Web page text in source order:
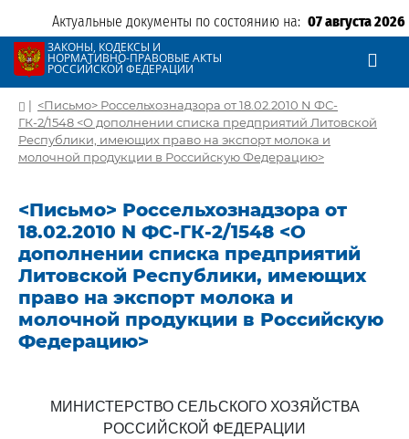
Актуальные документы по состоянию на: 07 августа 2026
ЗАКОНЫ, КОДЕКСЫ И
НОРМАТИВНО-ПРАВОВЫЕ АКТЫ
РОССИЙСКОЙ ФЕДЕРАЦИИ
| <Письмо> Россельхознадзора от 18.02.2010 N ФС-
ГК-2/1548 <О дополнении списка предприятий Литовской
Республики, имеющих право на экспорт молока и
молочной продукции в Российскую Федерацию>
<Письмо> Россельхознадзора от
18.02.2010 N ФС-ГК-2/1548 <О
дополнении списка предприятий
Литовской Республики, имеющих
право на экспорт молока и
молочной продукции в Российскую
Федерацию>
МИНИСТЕРСТВО СЕЛЬСКОГО ХОЗЯЙСТВА
РОССИЙСКОЙ ФЕДЕРАЦИИ